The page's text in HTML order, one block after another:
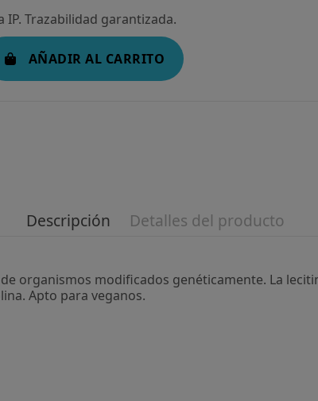
IP. Trazabilidad garantizada.
AÑADIR AL CARRITO
Descripción Detalles del producto
organismos modificados genéticamente. La
Apto para veganos.